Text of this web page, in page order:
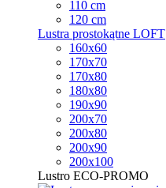
110 cm
120 cm
Lustra prostokątne LOFT
160x60
170x70
170x80
180x80
190x90
200x70
200x80
200x90
200x100
Lustro ECO-PROMO